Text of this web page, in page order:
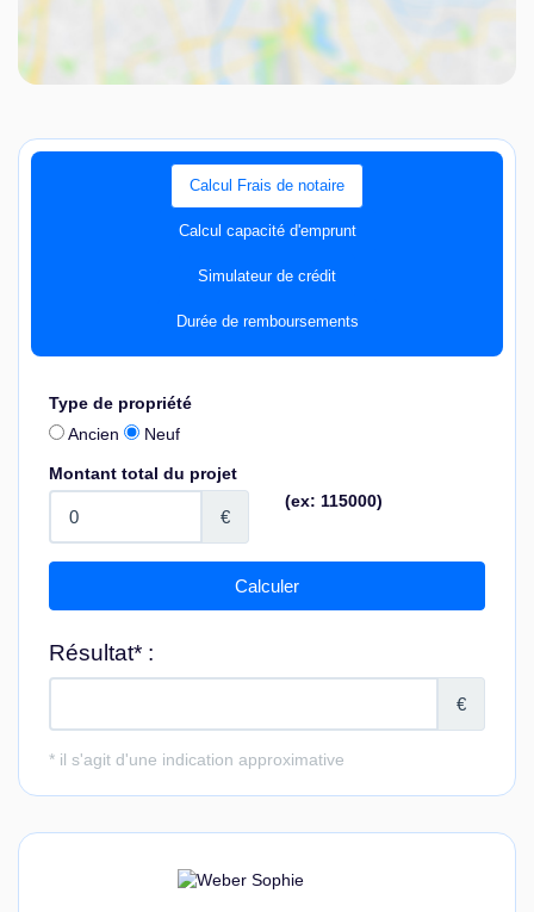
Calcul Frais de notaire
Calcul capacité d'emprunt
Simulateur de crédit
Durée de remboursements